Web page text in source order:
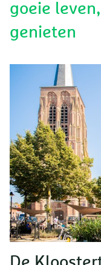
goeie
genieten